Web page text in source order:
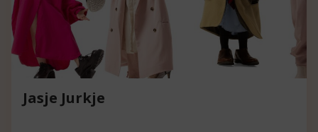
Jasje Jurkje